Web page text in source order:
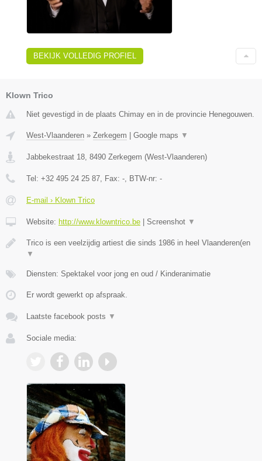
BEKIJK VOLLEDIG PROFIEL
Klown Trico
Niet gevestigd in de plaats Chimay en in de provincie Henegouwen.
West-Vlaanderen » Zerkegem Google maps ▼
Jabbekestraat 18, 8490 Zerkegem (West-Vlaanderen)
Tel: +32 495 24 25 87, Fax: -, BTW-nr: -
E-mail › Klown Trico
Website: http://www.klowntrico.be Screenshot ▼
Trico is een veelzijdig artiest die sinds 1986 in heel Vlaanderen(en
▼
Diensten: Spektakel voor jong en oud / Kinderanimatie
Er wordt gewerkt op afspraak.
Laatste facebook posts ▼
Sociale media: